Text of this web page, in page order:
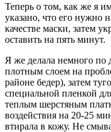
Теперь о том, как же я
указано, что его нужно
качестве маски, затем
оставить на пять минут.
Я же делала немного по
плотным слоем на
районе бедер), затем
специальной пленкой
теплым шерстяным
воздействия на 20-25
втирала в кожу. Не